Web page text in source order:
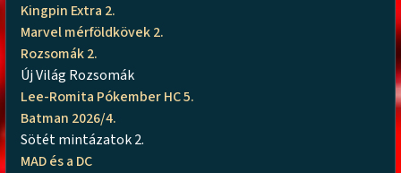
Kingpin Extra 2.
Marvel mérföldkövek 2.
Rozsomák 2.
Új Világ Rozsomák
Lee-Romita Pókember HC 5.
Batman 2026/4.
Sötét mintázatok 2.
MAD és a DC